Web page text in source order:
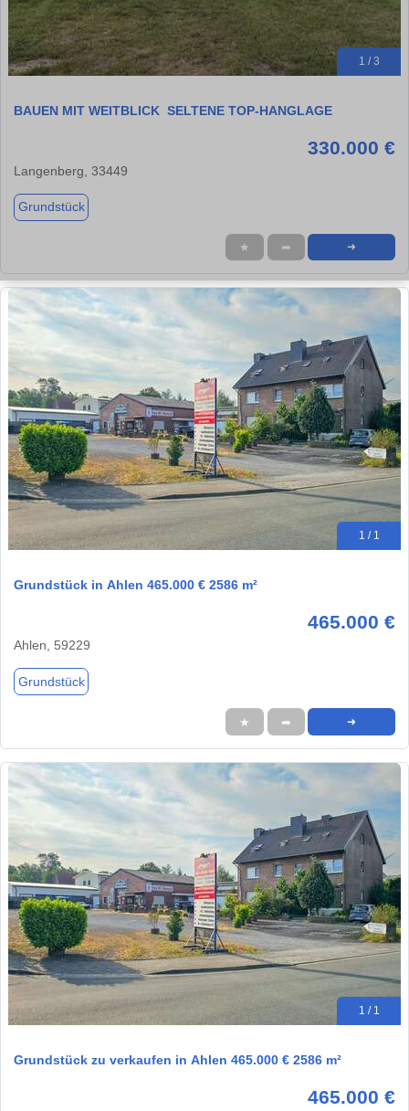
1 / 3
BAUEN MIT WEITBLICK  SELTENE TOP-HANGLAGE
330.000 €
Langenberg, 33449
Grundstück
★ ➦ ➜
1 / 1
Grundstück in Ahlen 465.000 € 2586 m²
465.000 €
Ahlen, 59229
Grundstück
★ ➦ ➜
1 / 1
Grundstück zu verkaufen in Ahlen 465.000 € 2586 m²
465.000 €